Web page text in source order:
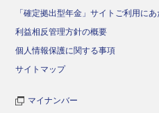
「確定拠出型年金」サイトご利用に
利益相反管理方針の概要
個人情報保護に関する事項
サイトマップ
マイナンバー